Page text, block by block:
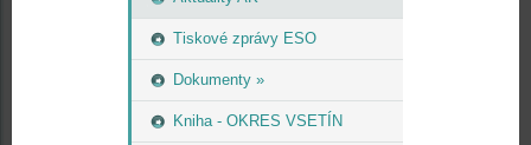
Tiskové zprávy ESO
Dokumenty »
Kniha - OKRES VSETÍN